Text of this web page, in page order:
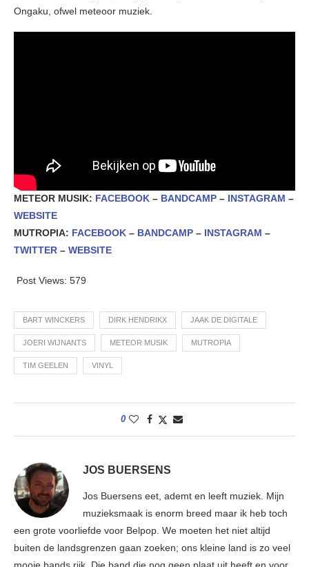
Ongaku, ofwel meteoor muziek.
METEOR MUSIK: FACEBOOK – BANDCAMP – INSTAGRAM –
WEBSITE
MUTROPIA: FACEBOOK – BANDCAMP – INSTAGRAM –
TWITTER – WEBSITE
Post Views: 579
BART WINCKERS DIRK HENDRIKX JAAK DE DIGITALE
JOERI WIJNANTS METEOR MUSIK MUTROPIA
TIM GEELEN VINYL
0
JOS BUERSENS
Jos Buersens eet, ademt en leeft muziek. Mijn
muzieksmaak is enorm breed maar ik heb toch
een grote voorliefde voor Belpop. We moeten het niet altijd
buiten de landsgrenzen gaan zoeken; ons kleine land is zo veel